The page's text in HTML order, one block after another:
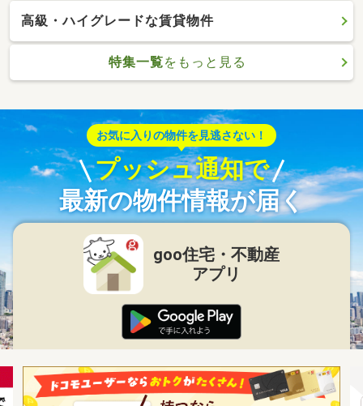
高級・ハイグレードな賃貸物件
特集一覧をもっと見る
お気に入りの物件を見逃さない！
プッシュ通知で
最新の物件情報が届く
goo住宅・不動産
アプリ